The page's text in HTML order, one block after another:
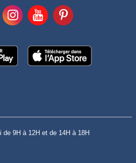
de 9H à 12H et de 14H à 18H